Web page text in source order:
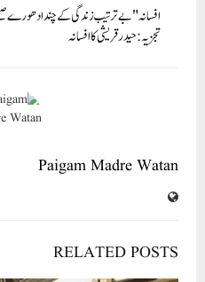
افسانہ "بے ترتیب زندگی کے چند ادھورے
تجزيہ : حیدرقریشی کا افسانہ
Paigam Madre Watan
RELATED POSTS